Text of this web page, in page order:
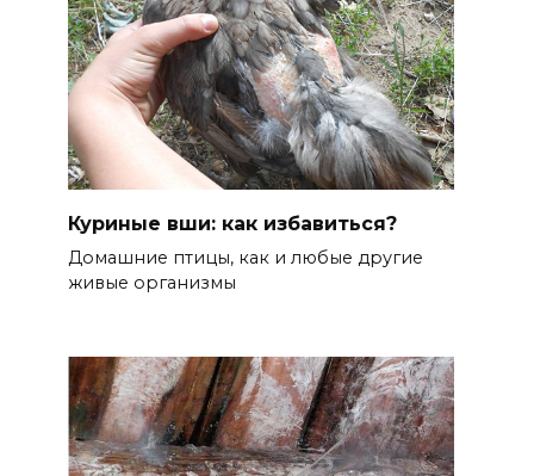
Куриные вши: как избавиться?
Домашние птицы, как и любые другие
живые организмы